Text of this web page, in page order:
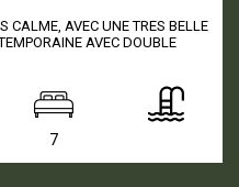
CALME, AVEC UNE TRES BELLE
AVEC DOUBLE
7